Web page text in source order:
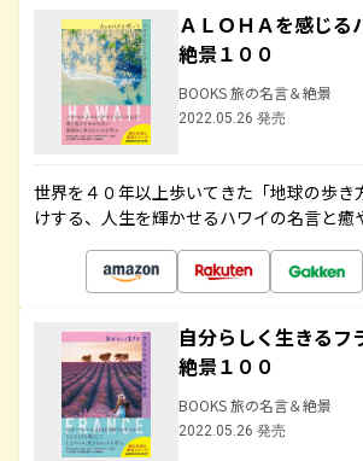
ＡＬＯＨＡを感じる
絶景１００
BOOKS 旅の名言＆絶景
2022.05.26 発売
世界を４０年以上歩いてきた「地球の歩き
けする、人生を輝かせるハワイの名言と癒
自分らしく生きるフ
絶景１００
BOOKS 旅の名言＆絶景
2022.05.26 発売